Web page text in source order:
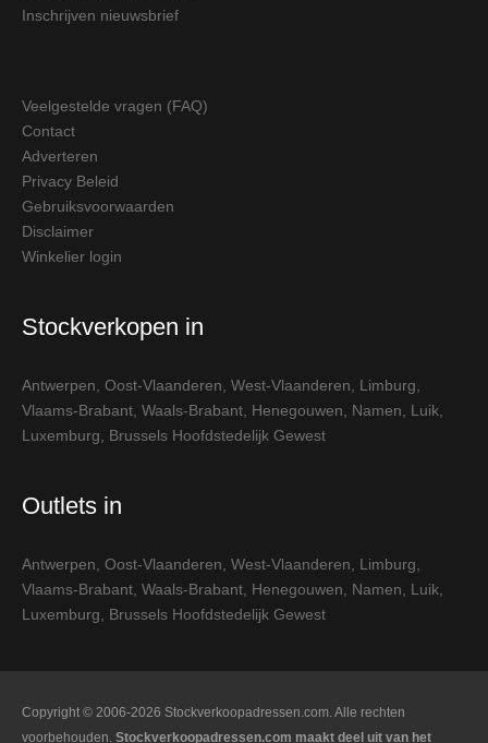
Inschrijven nieuwsbrief
Veelgestelde vragen (FAQ)
Contact
Adverteren
Privacy Beleid
Gebruiksvoorwaarden
Disclaimer
Winkelier login
Stockverkopen in
Antwerpen Oost-Vlaanderen West-Vlaanderen Limburg
Vlaams-Brabant Waals-Brabant Henegouwen Namen Luik
Luxemburg
Brussels Hoofdstedelijk Gewest
Outlets in
Antwerpen Oost-Vlaanderen West-Vlaanderen Limburg
Vlaams-Brabant Waals-Brabant Henegouwen Namen Luik
Luxemburg
Brussels Hoofdstedelijk Gewest
Copyright © 2006-2026 Stockverkoopadressen.com. Alle rechten
voorbehouden. Stockverkoopadressen.com maakt deel uit van het